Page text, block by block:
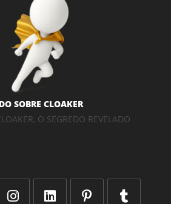
SOBRE CLOAKER
O SEGREDO REVELADO